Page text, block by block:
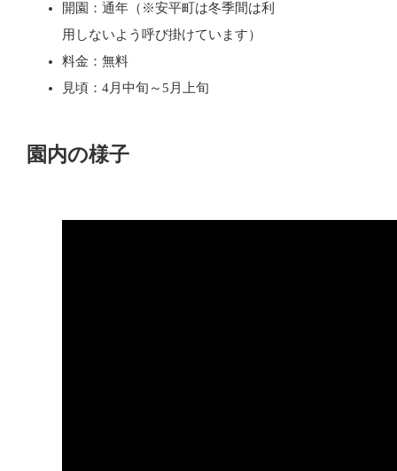
開園：通年（※安平町は冬季間は利
用しないよう呼び掛けています）
料金：無料
見頃：4月中旬～5月上旬
園内の様子